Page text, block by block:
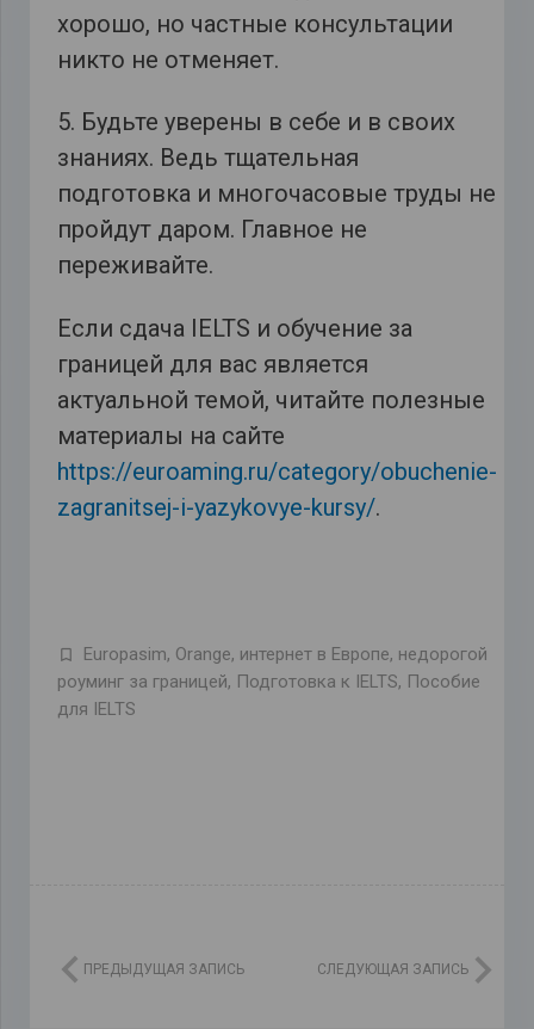
хорошо, но частные консультации
никто не отменяет.
5. Будьте уверены в себе и в своих
знаниях. Ведь тщательная
подготовка и многочасовые труды не
пройдут даром. Главное не
переживайте.
Если сдача IELTS и обучение за
границей для вас является
актуальной темой, читайте полезные
материалы на сайте
https://euroaming.ru/category/obuchenie-
zagranitsej-i-yazykovye-kursy/.
Europasim, Orange, интернет в Европе, недорогой
роуминг за границей, Подготовка к IELTS, Пособие
для IELTS
ПРЕДЫДУЩАЯ ЗАПИСЬ СЛЕДУЮЩАЯ ЗАПИСЬ